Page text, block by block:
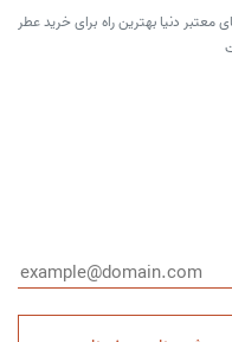
دنیا بهترین راه برای خرید عطر